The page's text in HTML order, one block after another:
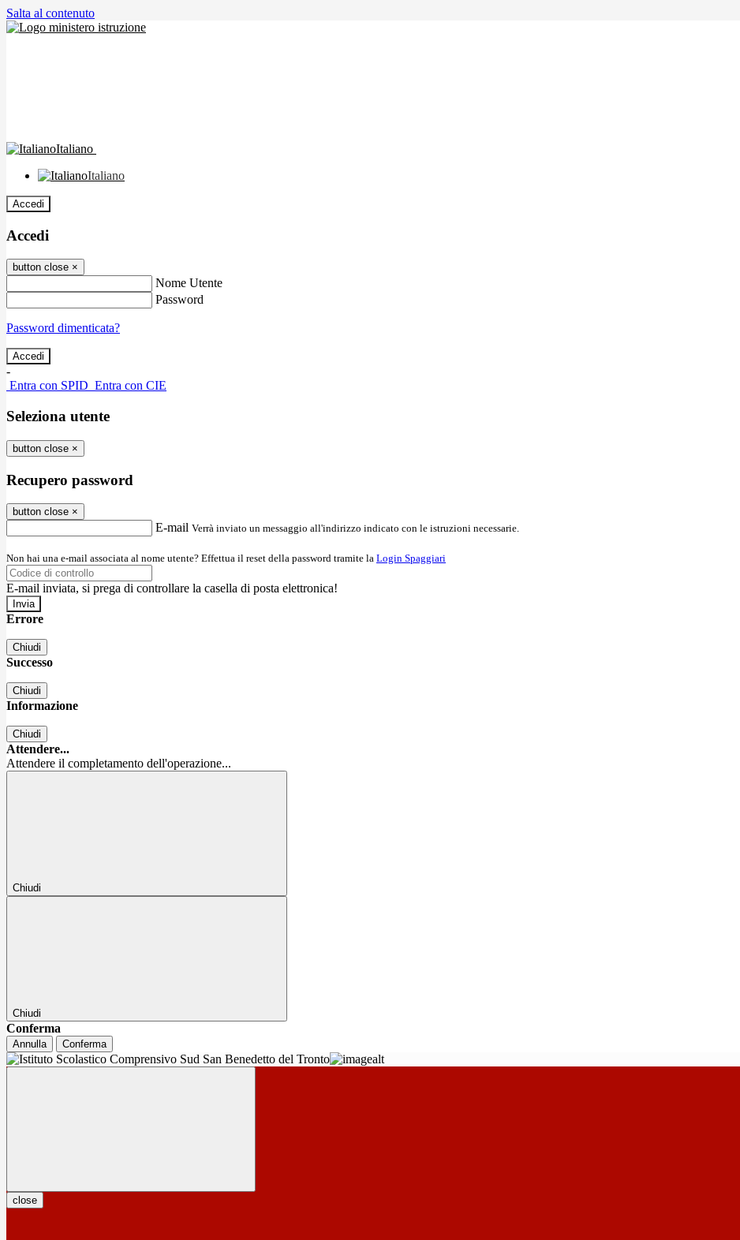
Salta al contenuto
Italiano
Italiano
Accedi
Accedi
button close ×
Nome Utente
Password
Password dimenticata?
-
Entra con SPID Entra con CIE
Seleziona utente
button close ×
Recupero password
button close ×
E-mail Verrà inviato un messaggio all'indirizzo indicato con le istruzioni necessarie.
Non hai una e-mail associata al nome utente? Effettua il reset della password tramite la Login Spaggiari
E-mail inviata, si prega di controllare la casella di posta elettronica!
Errore
Chiudi
Successo
Chiudi
Informazione
Chiudi
Attendere...
Attendere il completamento dell'operazione...
Chiudi
Chiudi
Conferma
Annulla Conferma
close